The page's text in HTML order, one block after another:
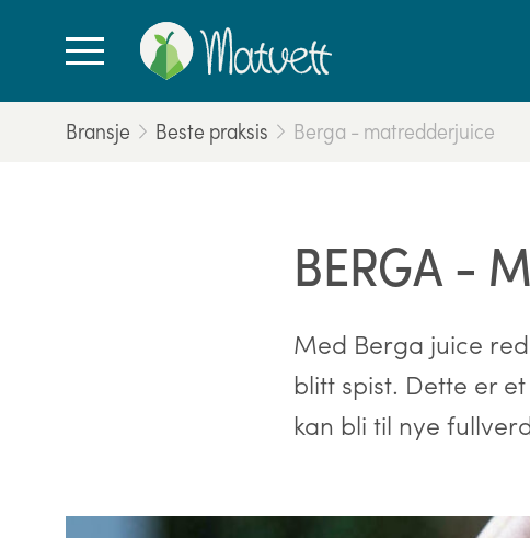
Bransje Beste praksis Berga - matredderjuice
BERGA -
Med Berga juice
blitt spist. Dette er
kan bli til nye